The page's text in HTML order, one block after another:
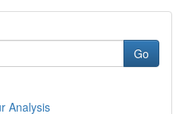
Go
Analysis